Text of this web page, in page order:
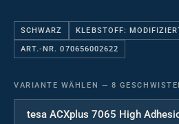
SCHWARZ KLEBSTOFF:
ART.-NR. 070656002622
VARIANTE WÄHLEN — 8